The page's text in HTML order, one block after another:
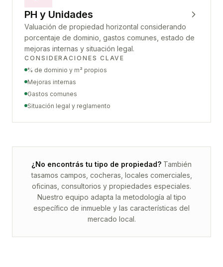
PH y Unidades
Valuación de propiedad horizontal considerando
porcentaje de dominio, gastos comunes, estado de
mejoras internas y situación legal.
CONSIDERACIONES CLAVE
% de dominio y m² propios
Mejoras internas
Gastos comunes
Situación legal y reglamento
¿No encontrás tu tipo de propiedad? También
tasamos campos, cocheras, locales comerciales,
oficinas, consultorios y propiedades especiales.
Nuestro equipo adapta la metodología al tipo
específico de inmueble y las características del
mercado local.